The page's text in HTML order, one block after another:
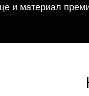
и материал